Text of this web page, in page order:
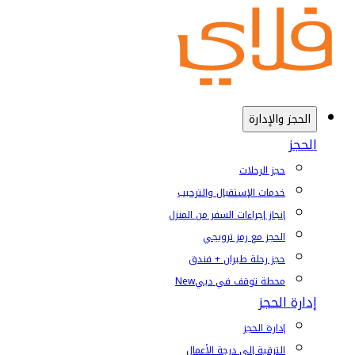
الحجز والإدارة
الحجز
حجز الرحلات
خدمات الإستقبال والترحيب
إنجاز إجراءات السفر من المنزل
الحجز مع رمز ترويجي
حجز رحلة طيران + فندق
محطة توقف في دبيNew
إدارة الحجز
إدارة الحجز
الترقية إلى درجة الأعمال